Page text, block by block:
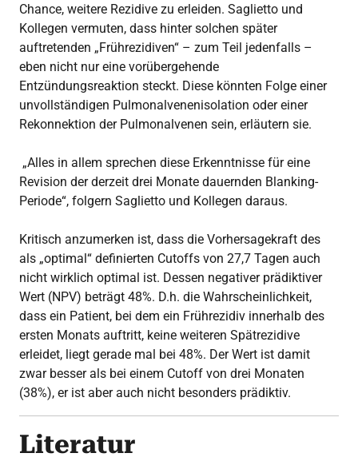
Chance, weitere Rezidive zu erleiden. Saglietto und
Kollegen vermuten, dass hinter solchen später
auftretenden „Frührezidiven“ – zum Teil jedenfalls –
eben nicht nur eine vorübergehende
Entzündungsreaktion steckt. Diese könnten Folge einer
unvollständigen Pulmonalvenenisolation oder einer
Rekonnektion der Pulmonalvenen sein, erläutern sie.
„Alles in allem sprechen diese Erkenntnisse für eine
Revision der derzeit drei Monate dauernden Blanking-
Periode“, folgern Saglietto und Kollegen daraus.
Kritisch anzumerken ist, dass die Vorhersagekraft des
als „optimal“ definierten Cutoffs von 27,7 Tagen auch
nicht wirklich optimal ist. Dessen negativer prädiktiver
Wert (NPV) beträgt 48%. D.h. die Wahrscheinlichkeit,
dass ein Patient, bei dem ein Frührezidiv innerhalb des
ersten Monats auftritt, keine weiteren Spätrezidive
erleidet, liegt gerade mal bei 48%. Der Wert ist damit
zwar besser als bei einem Cutoff von drei Monaten
(38%), er ist aber auch nicht besonders prädiktiv.
Literatur